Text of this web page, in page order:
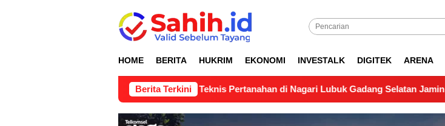
HOME BERITA HUKRIM EKONOMI INVESTALK DIGITEK ARENA
Berita Terkini
Lapangan Pertimbangan Teknis Pertanahan di Nagari Lubuk Gadang Selatan Jamin Kepastian Hukum